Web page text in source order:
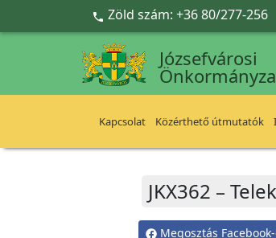
Ugrás a fő tartalomra
 Zöld szám: +36 80/277-256
Józsefvárosi
Kapcsolat Közérthető útmutatók
JKX362 –
Megosztás